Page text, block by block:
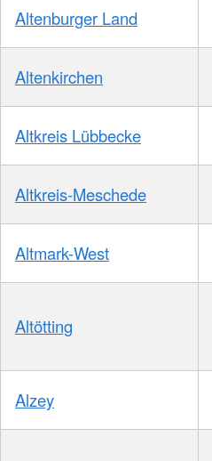
Altenburger Land
Altenkirchen
Altkreis Lübbecke
Altkreis-Meschede
Altmark-West
Altötting
Alzey